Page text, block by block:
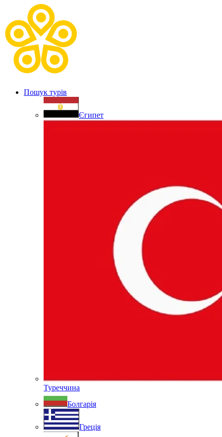
Пошук турів
Єгипет
Туреччина
Болгарія
Греція